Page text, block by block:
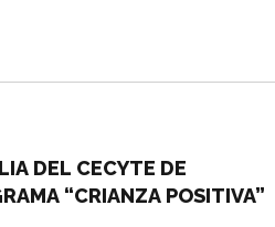
DEL CECYTE DE
“CRIANZA POSITIVA”